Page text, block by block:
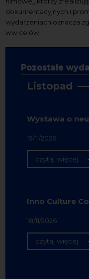
dokumentacyjnych i
wydarzeniach oznacza
ww celów.
Pozostałe
Listopad
Wystawa o
19/11/2026
czytaj więcej
Inno Culture
18/11/2026
czytaj więcej